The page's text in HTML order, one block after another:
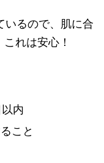
いるので、肌に合
れは安心！
内
こと